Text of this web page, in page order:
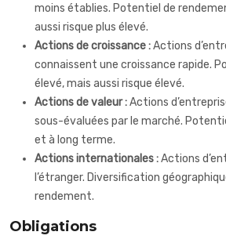
moins établies. Potentiel de
aussi risque plus élevé.
Actions de croissance :Actions
connaissent une croissance rapide.
élevé, mais aussi risque élevé.
Actions de valeur :Actions
sous-évaluées par le marché.
et à long terme.
Actions internationales :Actions
l’étranger. Diversification
rendement.
Obligations